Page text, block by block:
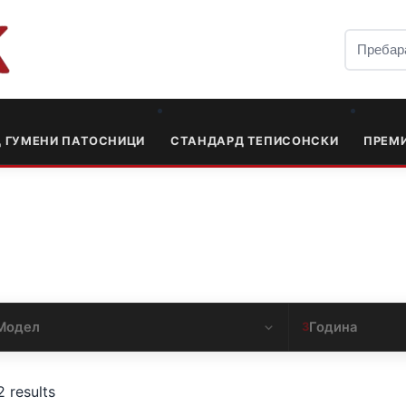
ГУМЕНИ ПАТОСНИЦИ СТАНДАРД ТЕПИСОНСКИ
3Година
results